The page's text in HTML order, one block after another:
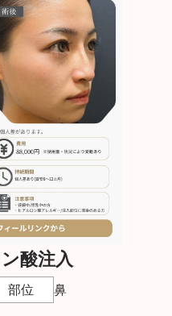
酸注入
部位 鼻